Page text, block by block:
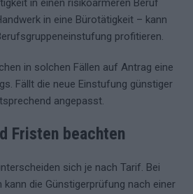
in einen risikoärmeren Beruf
in eine Bürotätigkeit – kann
profitieren.
in solchen Fällen auf Antrag eine
Fällt die neue Einstufung günstiger
angepasst.
Fristen beachten
sich je nach Tarif. Bei
die Günstigerprüfung nach einer